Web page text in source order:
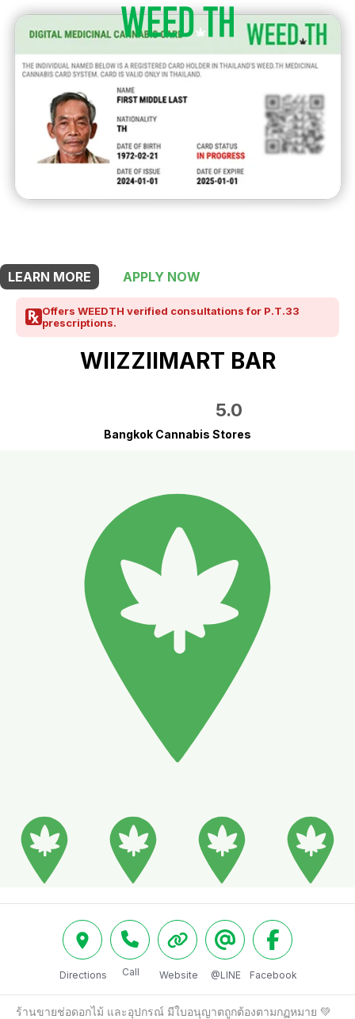
LEARN MORE
APPLY NOW
Offers WEEDTH verified consultations for P.T.33
prescriptions.
WIIZZIIMART BAR
5.0
Bangkok Cannabis Stores
Directions Call Website @LINE Facebook
ร้านขายช่อดอกไม้ และอุปกรณ์ มีใบอนุญาตถูกต้องตามกฏหมาย 💚